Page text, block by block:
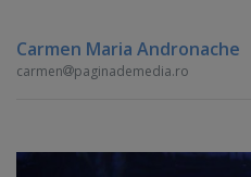
Carmen Maria Andronache
carmen paginademedia.ro